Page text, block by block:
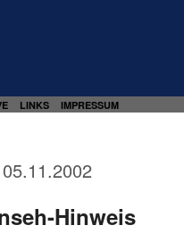
LINKS IMPRESSUM
Hinweis